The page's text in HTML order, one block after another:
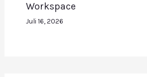
Workspace
Juli 16, 2026